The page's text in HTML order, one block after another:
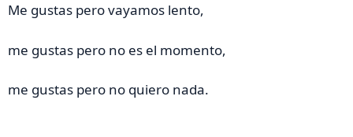
Me gustas pero vayamos lento,
me gustas pero no es el momento,
me gustas pero no quiero nada.